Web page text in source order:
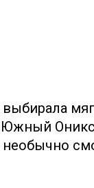
Южный
необычно